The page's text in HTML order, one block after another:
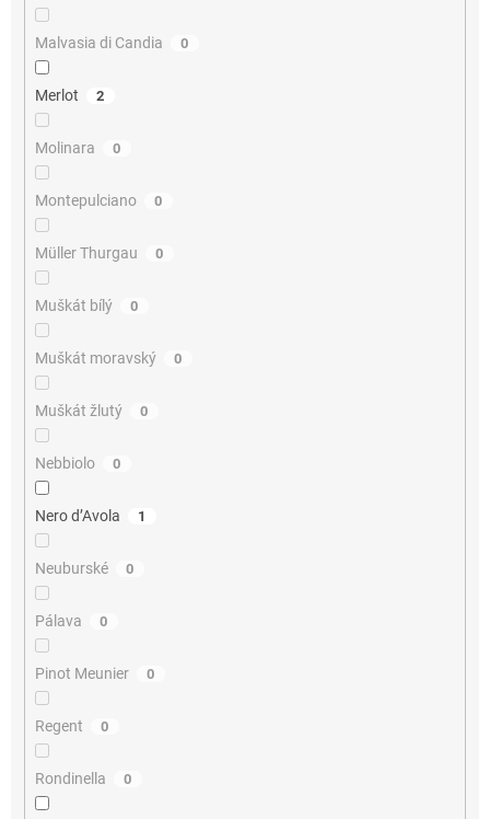
Malvasia di Candia 0
Merlot 2
Molinara 0
Montepulciano 0
Müller Thurgau 0
Muškát bílý 0
Muškát moravský 0
Muškát žlutý 0
Nebbiolo 0
Nero d’Avola 1
Neuburské 0
Pálava 0
Pinot Meunier 0
Regent 0
Rondinella 0